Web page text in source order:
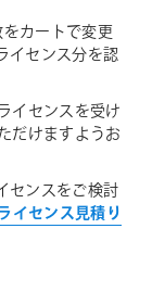
カートで変更
イセンス分を認
イセンスを受け
だけますようお
センスをご検討
イセンス見積り